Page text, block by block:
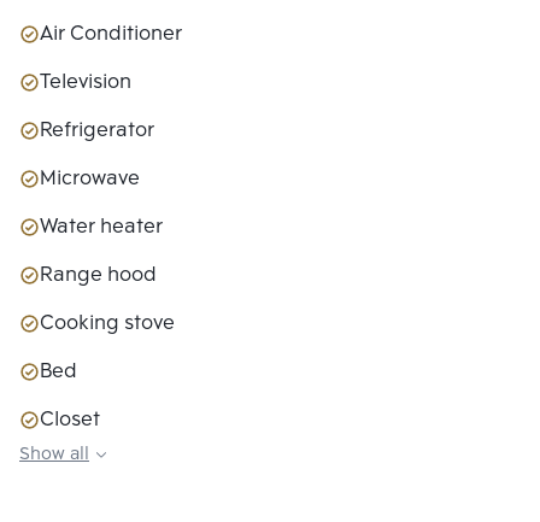
Air Conditioner
Television
Refrigerator
Microwave
Water heater
Range hood
Cooking stove
Bed
Closet
Sofa couch
Show all